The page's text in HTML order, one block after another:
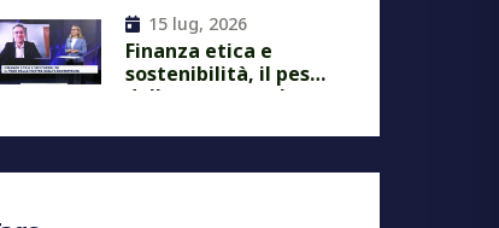
15 lug, 2026
Finanza etica e
sostenibilità, il peso
delle nostre scelte